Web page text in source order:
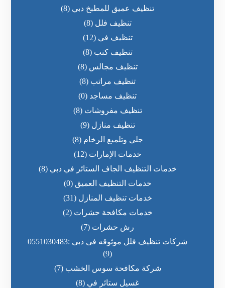
تنظيف عميق للمطبخ دبي (8)
تنظيف فلل (8)
تنظيف في (12)
تنظيف كنب (8)
تنظيف مجالس (8)
تنظيف مراتب (8)
تنظيف مساجد (0)
تنظيف مفروشات (8)
تنظيف منازل (9)
جلي وتلميع الرخام (8)
خدمات الإمارات (12)
خدمات التنظيف الجاف الستائر في دبي (8)
خدمات التنظيف العميق (0)
خدمات تنظيف المنازل (31)
خدمات مكافحة حشرات (2)
رش حشرات (7)
شركات تنظيف فلل موثوقه فى دبى :0551030483
(9)
شركة مكافحة سوس الخشب (7)
غسيل ستائر في (8)